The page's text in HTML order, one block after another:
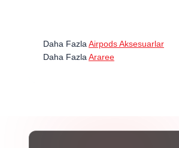
Daha Fazla Airpods Aksesuarlar
Daha Fazla Araree